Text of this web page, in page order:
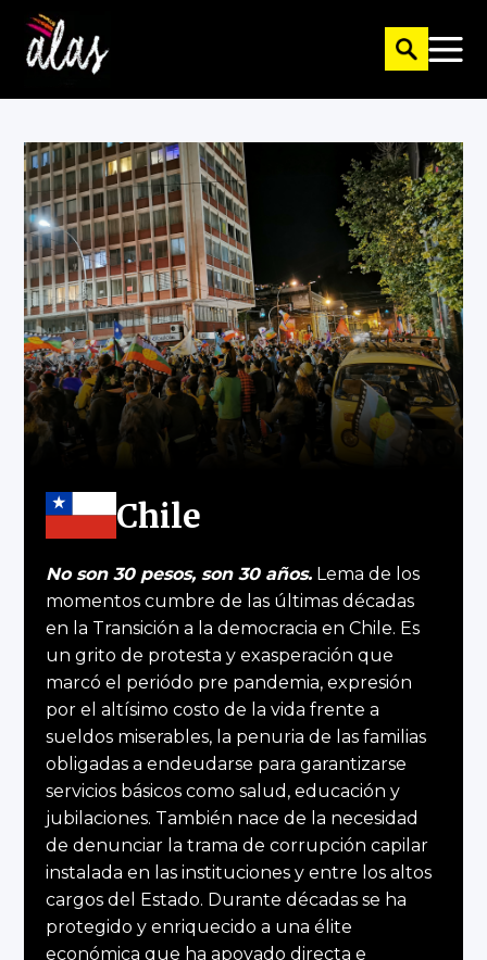
Chile
No son 30 pesos, son 30 años. Lema de los
momentos cumbre de las últimas décadas
en la Transición a la democracia en Chile. Es
un grito de protesta y exasperación que
marcó el periódo pre pandemia, expresión
por el altísimo costo de la vida frente a
sueldos miserables, la penuria de las familias
obligadas a endeudarse para garantizarse
servicios básicos como salud, educación y
jubilaciones. También nace de la necesidad
de denunciar la trama de corrupción capilar
instalada en las instituciones y entre los altos
cargos del Estado. Durante décadas se ha
protegido y enriquecido a una élite
económica que ha apoyado directa e